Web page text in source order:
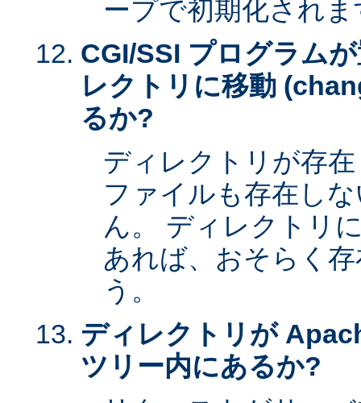
ープで初期化されま
CGI/SSI プログラム
レクトリに移動
るか?
ディレクトリが存
ファイルも存在し
ん。 ディレクトリ
あれば、おそらく
う。
ディレクトリが
ツリー内にあるか?